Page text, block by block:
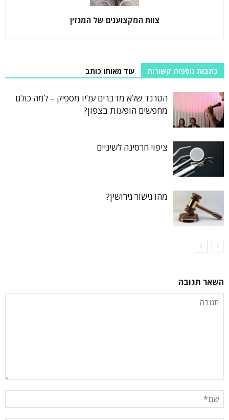
צוות המקצוענים של המגזין
כתבות נוספות קשורות עוד מאותו כותב
הטרנד שלא מדברים עליו מספיק – למה כולם
מחפשים הופעות בצפון?
ציפוי חרסינה לשיניים
מהו גישור גירושין?
השאר תגובה